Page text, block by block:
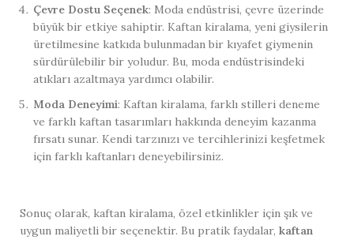
Çevre Dostu Seçenek: Moda endüstrisi, çevre üzerinde
büyük bir etkiye sahiptir. Kaftan kiralama, yeni giysilerin
üretilmesine katkıda bulunmadan bir kıyafet giymenin
sürdürülebilir bir yoludur. Bu, moda endüstrisindeki
atıkları azaltmaya yardımcı olabilir.
Moda Deneyimi: Kaftan kiralama, farklı stilleri deneme
ve farklı kaftan tasarımları hakkında deneyim kazanma
fırsatı sunar. Kendi tarzınızı ve tercihlerinizi keşfetmek
için farklı kaftanları deneyebilirsiniz.
Sonuç olarak, kaftan kiralama, özel etkinlikler için şık ve
uygun maliyetli bir seçenektir. Bu pratik faydalar, kaftan